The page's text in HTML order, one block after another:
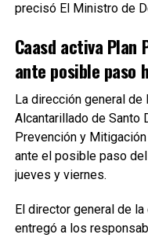
precisó El Ministro de
Caasd activa Plan
ante posible paso
La dirección general de
Alcantarillado de Santo
Prevención y
ante el posible paso
jueves y viernes.
El director general de
entregó a los